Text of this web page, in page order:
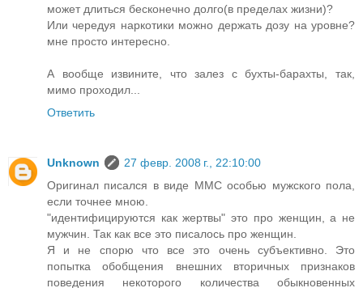
может длиться бесконечно долго(в пределах жизни)?
Или чередуя наркотики можно держать дозу на уровне?
мне просто интересно.
А вообще извините, что залез с бухты-барахты, так,
мимо проходил...
Ответить
Unknown
27 февр. 2008 г., 22:10:00
Оригинал писался в виде ММС особью мужского пола,
если точнее мною.
"идентифицируются как жертвы" это про женщин, а не
мужчин. Так как все это писалось про женщин.
Я и не спорю что все это очень субъективно. Это
попытка обобщения внешних вторичных признаков
поведения некоторого количества обыкновенных